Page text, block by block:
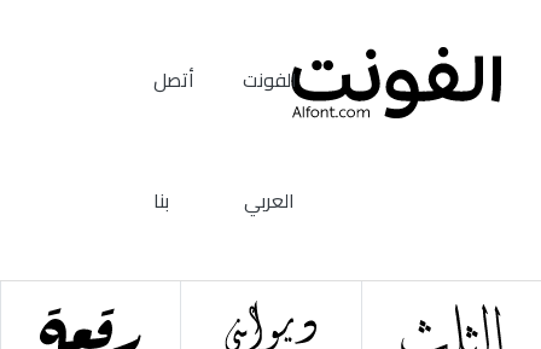
الفونت
العربي
أتصل
بنا